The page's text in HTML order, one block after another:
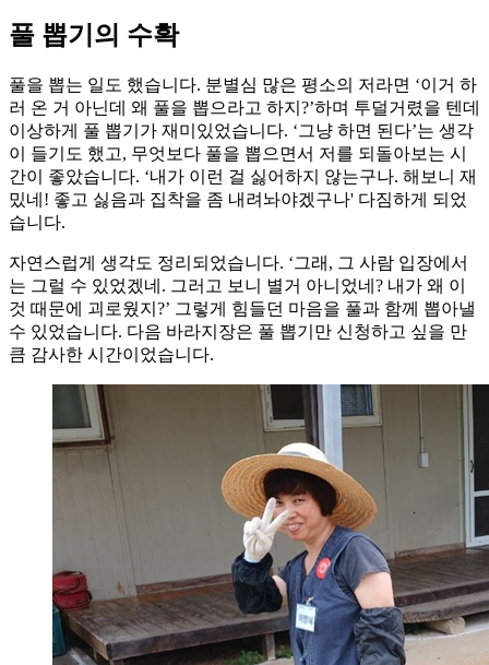
풀 뽑기의 수확
풀을 뽑는 일도 했습니다. 분별심 많은 평소의 저라면 ‘이거 하
러 온 거 아닌데 왜 풀을 뽑으라고 하지?’하며 투덜거렸을 텐데
이상하게 풀 뽑기가 재미있었습니다. ‘그냥 하면 된다’는 생각
이 들기도 했고, 무엇보다 풀을 뽑으면서 저를 되돌아보는 시
간이 좋았습니다. ‘내가 이런 걸 싫어하지 않는구나. 해보니 재
밌네! 좋고 싫음과 집착을 좀 내려놔야겠구나' 다짐하게 되었
습니다.
자연스럽게 생각도 정리되었습니다. ‘그래, 그 사람 입장에서
는 그럴 수 있었겠네. 그러고 보니 별거 아니었네? 내가 왜 이
것 때문에 괴로웠지?’ 그렇게 힘들던 마음을 풀과 함께 뽑아낼
수 있었습니다. 다음 바라지장은 풀 뽑기만 신청하고 싶을 만
큼 감사한 시간이었습니다.